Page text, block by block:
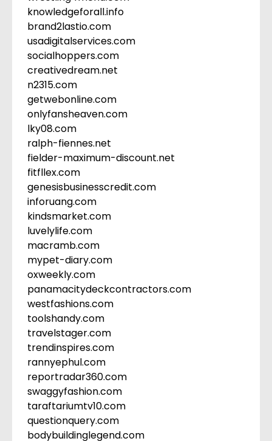
knowledgeforall.info
brand2lastio.com
usadigitalservices.com
socialhoppers.com
creativedream.net
n2315.com
getwebonline.com
onlyfansheaven.com
lky08.com
ralph-fiennes.net
fielder-maximum-discount.net
fitfllex.com
genesisbusinesscredit.com
inforuang.com
kindsmarket.com
luvelylife.com
macramb.com
mypet-diary.com
oxweekly.com
panamacitydeckcontractors.com
westfashions.com
toolshandy.com
travelstager.com
trendinspires.com
rannyephul.com
reportradar360.com
swaggyfashion.com
taraftariumtv10.com
questionquery.com
bodybuildinglegend.com